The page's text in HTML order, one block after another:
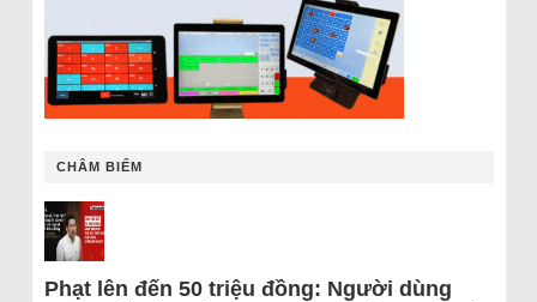
CHÂM BIẾM
Phạt lên đến 50 triệu đồng: Người dùng